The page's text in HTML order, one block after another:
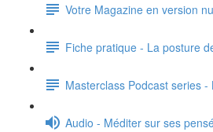
Votre Magazine en version
Fiche pratique - La posture
Masterclass Podcast series -
Audio - Méditer sur ses